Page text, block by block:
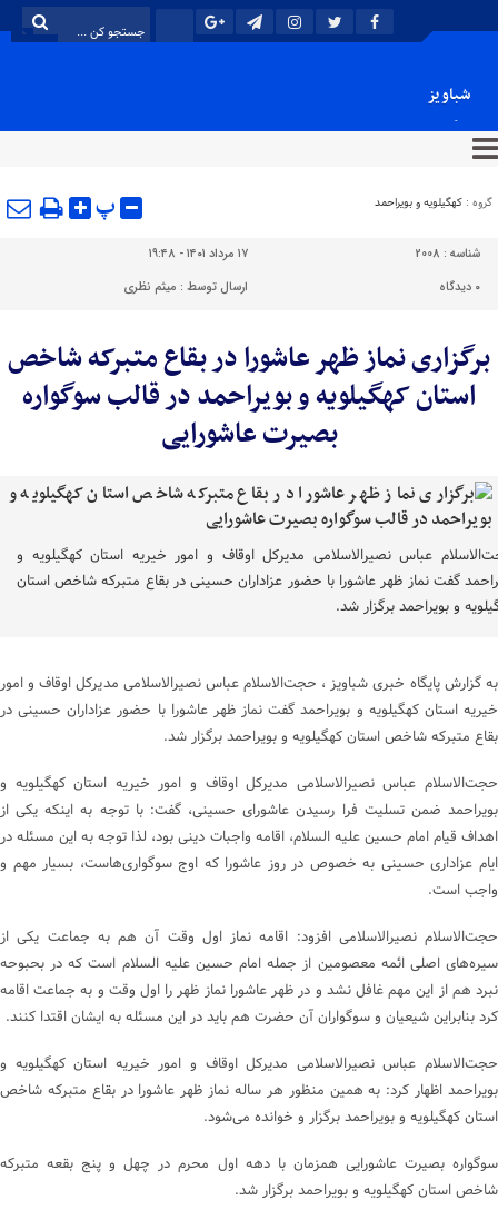
شباویز
پایگاه خبری شباویز
گروه : کهگیلویه و بویراحمد پ
شناسه : 2008
۱۷ مرداد ۱۴۰۱ - ۱۹:۴۸
۰ دیدگاه ارسال توسط : میثم نظری
برگزاری نماز ظهر عاشورا در بقاع متبرکه شاخص
استان کهگیلویه و بویراحمد در قالب سوگواره
بصیرت عاشورایی
عباس نصیرالاسلامی مدیرکل اوقاف و امور خیریه استان کهگیلویه و
گفت نماز ظهر عاشورا با حضور عزاداران حسینی در بقاع متبرکه شاخص استان
و بویراحمد برگزار شد.
به گزارش پایگاه خبری شباویز ، حجت‌الاسلام عباس نصیرالاسلامی مدیرکل اوقاف و امور
خیریه استان کهگیلویه و بویراحمد گفت نماز ظهر عاشورا با حضور عزاداران حسینی در
بقاع متبرکه شاخص استان کهگیلویه و بویراحمد برگزار شد.
حجت‌الاسلام عباس نصیرالاسلامی مدیرکل اوقاف و امور خیریه استان کهگیلویه و
بویراحمد ضمن تسلیت فرا رسیدن عاشورای حسینی، گفت: با توجه به اینکه یکی از
اهداف قیام امام حسین علیه السلام، اقامه واجبات دینی بود، لذا توجه به این مسئله در
ایام عزاداری حسینی به خصوص در روز عاشورا که اوج سوگواری‌هاست، بسیار مهم و
واجب است.
حجت‌الاسلام نصیرالاسلامی افزود: اقامه نماز اول وقت آن هم به جماعت یکی از
سیره‌های اصلی ائمه معصومین از جمله امام حسین علیه السلام است که در بحبوحه
نبرد هم از این مهم غافل نشد و در ظهر عاشورا نماز ظهر را اول وقت و به جماعت اقامه
کرد بنابراین شیعیان و سوگواران آن حضرت هم باید در این مسئله به ایشان اقتدا کنند.
حجت‌الاسلام عباس نصیرالاسلامی مدیرکل اوقاف و امور خیریه استان کهگیلویه و
بویراحمد اظهار کرد: به‌ همین منظور هر ساله نماز ظهر عاشورا در بقاع متبرکه شاخص
استان کهگیلویه و بویراحمد برگزار و خوانده می‌شود.
سوگواره بصیرت عاشورایی همزمان با دهه اول محرم در چهل و پنج بقعه متبرکه
شاخص استان کهگیلویه و بویراحمد برگزار شد.